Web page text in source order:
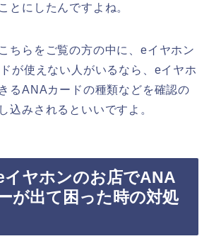
とにしたんですよね。
ちらをご覧の方の中に、eイヤホン
が使えない人がいるなら、eイヤホ
るANAカードの種類などを確認の
込みされるといいですよ。
イヤホンのお店でANA
が出て困った時の対処